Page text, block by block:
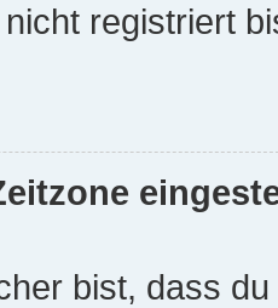
registriert
bist, dass